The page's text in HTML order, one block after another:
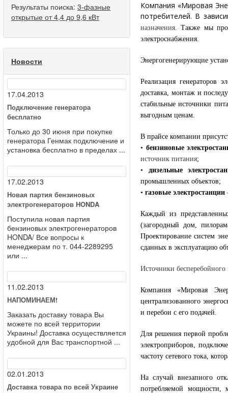
Результаты поиска: 3-фазные
открытые от 4,4 до 9,6 кВт
Новости
17.04.2013
Подключение генератора
бесплатно
Только до 30 июня при покупке
генератора Генмак подключение и
установка бесплатно в пределах ...
17.02.2013
Новая партия бензиновых
электрогенераторов HONDA
Поступила новая партия
бензиновых электрогенераторов
HONDA/ Все вопросы к
менеджерам по т. 044-2289295
или ...
11.02.2013
НАПОМИНАЕМ!
Заказать доставку товара Вы
можете по всей территории
Украины! Доставка осуществляется
удобной для Вас транспортной ...
02.01.2013
Доставка товара по всей Украине
Компания «Мировая
потребителей. В
назначения. Также мы
электроснабжения.
Энергогенерирующие
Реализация генераторов
доставка, монтаж и
стабильные источники
выгодным ценам.
В прайсе компании
• бензиновые
источник питания;
•
дизельные
промышленных объектов;
• газовые электростанции
Каждый из
(загородный дом,
Проектирование систем
сданных в эксплуатацию
Источники бесперебойного
Компания «Мировая
централизованного
и перебои с его подачей.
Для решения первой
электроприборов,
частоту сетевого тока,
На случай внезапного
потребляемой